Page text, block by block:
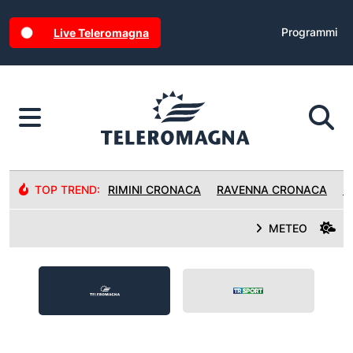
Live Teleromagna Programmi
TOP TREND: RIMINI CRONACA RAVENNA CRONACA
METEO